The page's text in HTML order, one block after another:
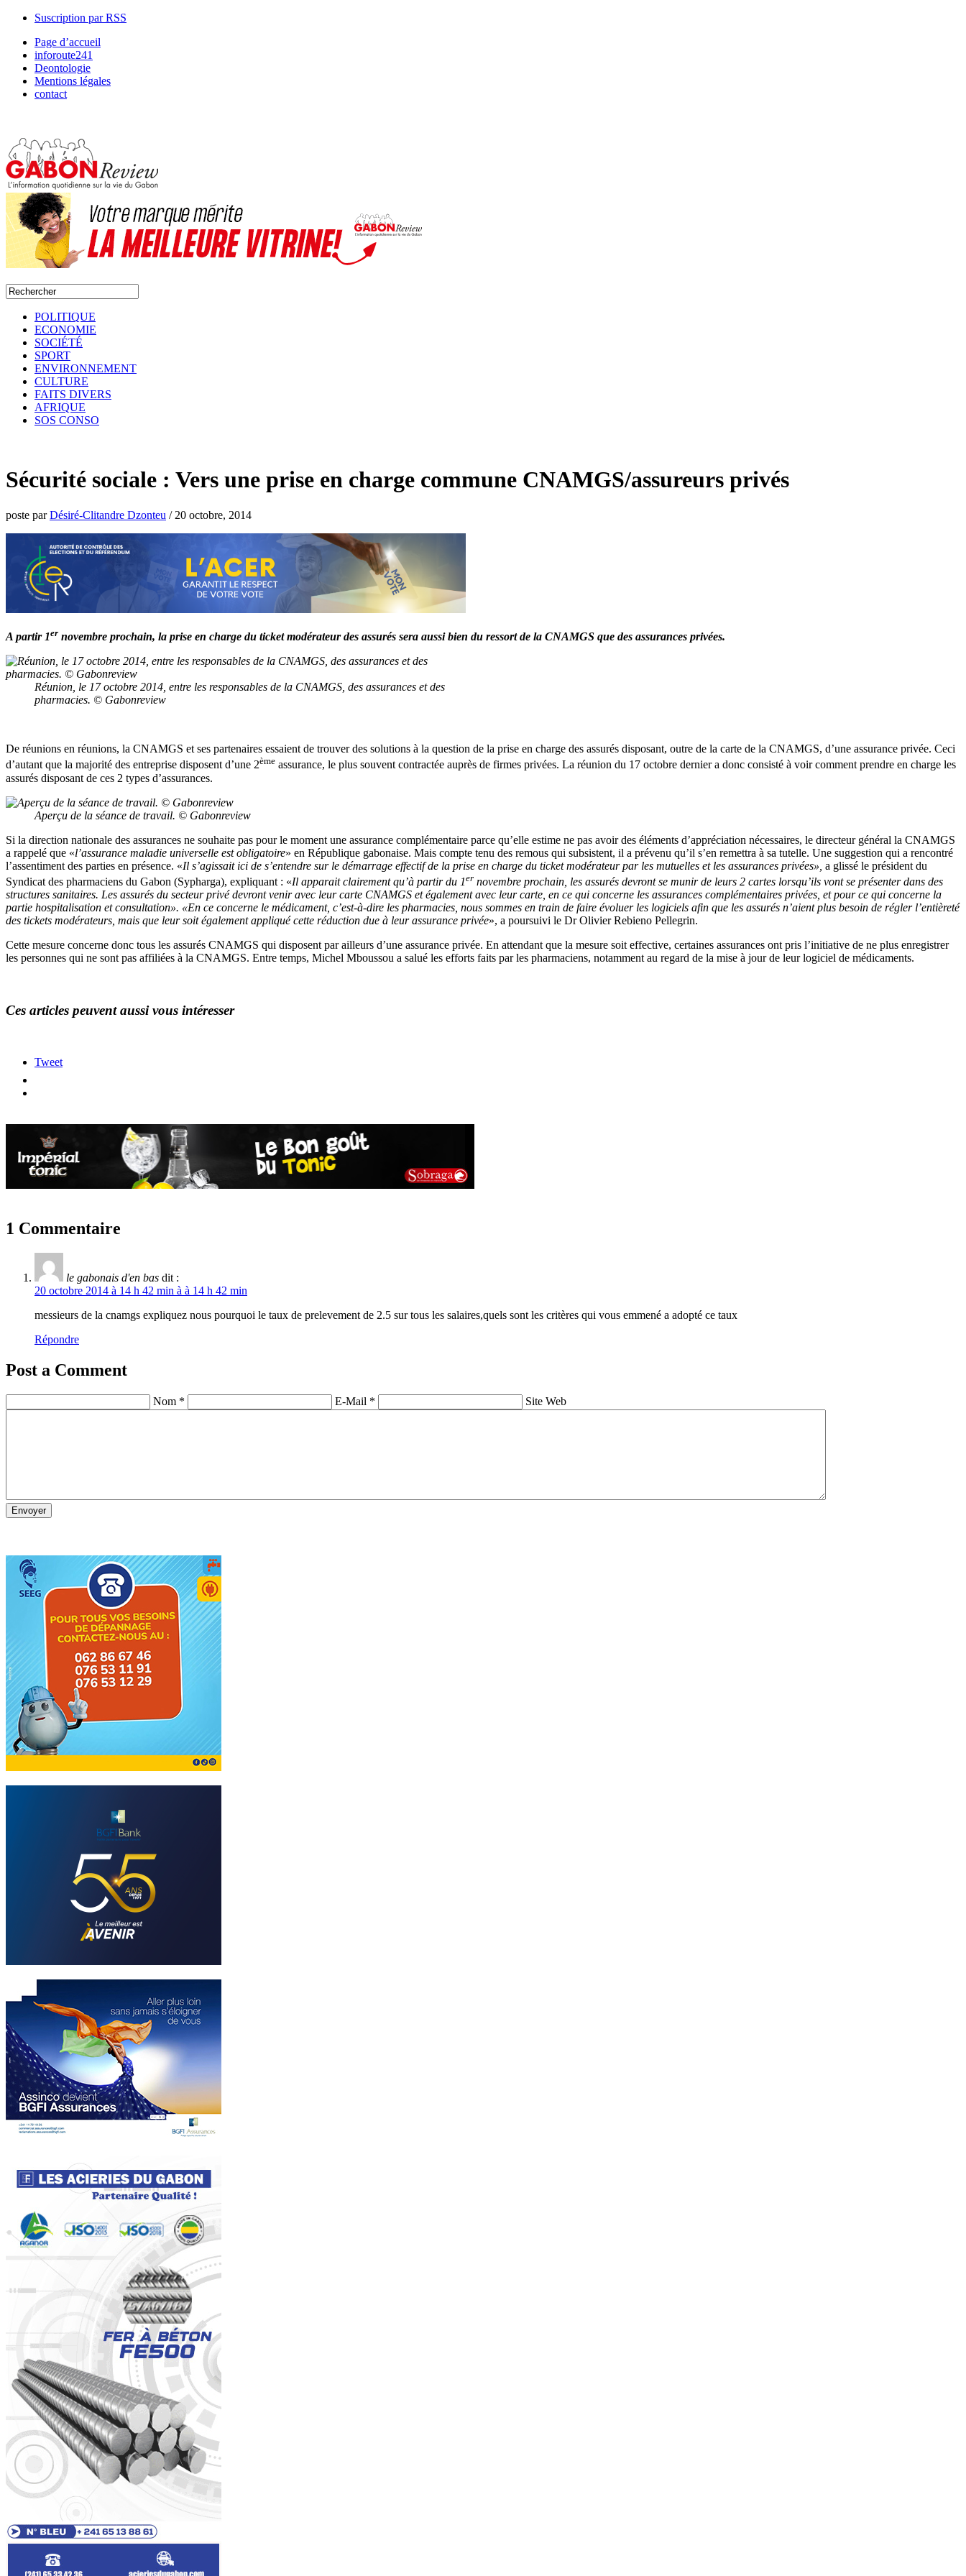
Suscription par RSS
Page d’accueil
inforoute241
Deontologie
Mentions légales
contact
POLITIQUE
ECONOMIE
SOCIÉTÉ
SPORT
ENVIRONNEMENT
CULTURE
FAITS DIVERS
AFRIQUE
SOS CONSO
Sécurité sociale : Vers une prise en charge commune CNAMGS/assureurs privés
poste parDésiré-Clitandre Dzonteu / 20 octobre, 2014
A partir 1er novembre prochain, la prise en charge du ticket modérateur des assurés sera aussi bien du ressort de la CNAMGS que des assurances privées.
Réunion, le 17 octobre 2014, entre les responsables de la CNAMGS, des assurances et des
pharmacies. © Gabonreview
De réunions en réunions, la CNAMGS et ses partenaires essaient de trouver des solutions à la question de la prise en charge des assurés disposant, outre de la carte de la CNAMGS, d’une assurance privée. Ceci
d’autant que la majorité des entreprise disposent d’une 2ème assurance, le plus souvent contractée auprès de firmes privées. La réunion du 17 octobre dernier a donc consisté à voir comment prendre en charge les
assurés disposant de ces 2 types d’assurances.
Aperçu de la séance de travail. © Gabonreview
Si la direction nationale des assurances ne souhaite pas pour le moment une assurance complémentaire parce qu’elle estime ne pas avoir des éléments d’appréciation nécessaires, le directeur général la CNAMGS
a rappelé que «l’assurance maladie universelle est obligatoire» en République gabonaise. Mais compte tenu des remous qui subsistent, il a prévenu qu’il s’en remettra à sa tutelle. Une suggestion qui a rencontré
l’assentiment des parties en présence. «Il s’agissait ici de s’entendre sur le démarrage effectif de la prise en charge du ticket modérateur par les mutuelles et les assurances privées», a glissé le président du
Syndicat des pharmaciens du Gabon (Sypharga), expliquant : «Il apparait clairement qu’à partir du 1er novembre prochain, les assurés devront se munir de leurs 2 cartes lorsqu’ils vont se présenter dans des
structures sanitaires. Les assurés du secteur privé devront venir avec leur carte CNAMGS et également avec leur carte, en ce qui concerne les assurances complémentaires privées, et pour ce qui concerne la
partie hospitalisation et consultation». «En ce concerne le médicament, c’est-à-dire les pharmacies, nous sommes en train de faire évoluer les logiciels afin que les assurés n’aient plus besoin de régler l’entièreté
des tickets modérateurs, mais que leur soit également appliqué cette réduction due à leur assurance privée», a poursuivi le Dr Olivier Rebieno Pellegrin.
Cette mesure concerne donc tous les assurés CNAMGS qui disposent par ailleurs d’une assurance privée. En attendant que la mesure soit effective, certaines assurances ont pris l’initiative de ne plus enregistrer
les personnes qui ne sont pas affiliées à la CNAMGS. Entre temps, Michel Mboussou a salué les efforts faits par les pharmaciens, notamment au regard de la mise à jour de leur logiciel de médicaments.
Ces articles peuvent aussi vous intéresser
Tweet
1 Commentaire
le gabonais d'en bas dit :
20 octobre 2014 à 14 h 42 min à à 14 h 42 min
messieurs de la cnamgs expliquez nous pourquoi le taux de prelevement de 2.5 sur tous les salaires,quels sont les critères qui vous emmené a adopté ce taux
Répondre
Post a Comment
Nom * E-Mail * Site Web